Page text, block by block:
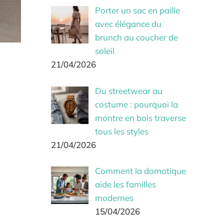
Porter un sac en paille
avec élégance du
brunch au coucher de
soleil
21/04/2026
Du streetwear au
costume : pourquoi la
montre en bois traverse
tous les styles
21/04/2026
Comment la domotique
aide les familles
modernes
15/04/2026